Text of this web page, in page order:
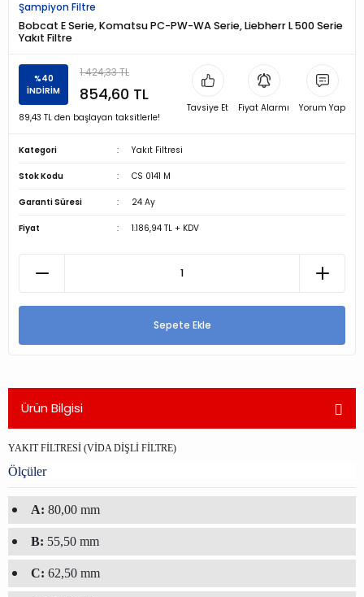
Şampiyon Filtre
Bobcat E Serie, Komatsu PC-PW-WA Serie, Liebherr L 500 Serie
Yakıt Filtre
%40
İNDİRİM
1.424,33 TL
854,60 TL
89,43 TL den başlayan taksitlerle!
Tavsiye Et Fiyat Alarmı Yorum Yap
Kategori Yakıt Filtresi
Stok Kodu CS 0141 M
Garanti Süresi 24 Ay
Fiyat 1.186,94 TL + KDV
Sepete Ekle
Ürün Bilgisi
YAKIT FİLTRESİ (VİDA DİŞLİ FİLTRE)
Ölçüler
A: 80,00 mm
B: 55,50 mm
C: 62,50 mm